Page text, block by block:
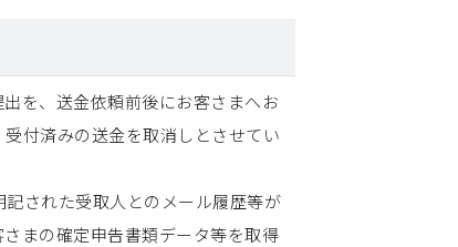
を、送金依頼前後にお客さまへお
付済みの送金を取消しとさせてい
された受取人とのメール履歴等が
まの確定申告書類データ等を取得